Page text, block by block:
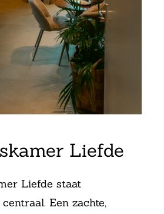
Liefde
Liefde staat
Een zachte,